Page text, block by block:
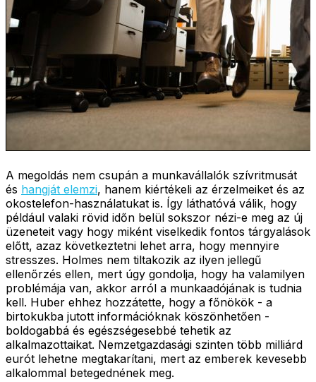
A megoldás nem csupán a munkavállalók szívritmusát
és hangját elemzi, hanem kiértékeli az érzelmeiket és az
okostelefon-használatukat is. Így láthatóvá válik, hogy
például valaki rövid időn belül sokszor nézi-e meg az új
üzeneteit vagy hogy miként viselkedik fontos tárgyalások
előtt, azaz következtetni lehet arra, hogy mennyire
stresszes. Holmes nem tiltakozik az ilyen jellegű
ellenőrzés ellen, mert úgy gondolja, hogy ha valamilyen
problémája van, akkor arról a munkaadójának is tudnia
kell. Huber ehhez hozzátette, hogy a főnökök - a
birtokukba jutott információknak köszönhetően -
boldogabbá és egészségesebbé tehetik az
alkalmazottaikat. Nemzetgazdasági szinten több milliárd
eurót lehetne megtakarítani, mert az emberek kevesebb
alkalommal betegednének meg.